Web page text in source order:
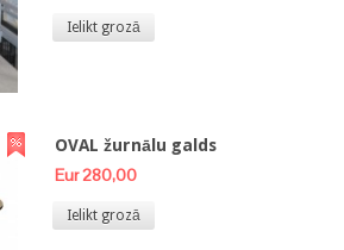
Ielikt grozā
OVAL žurnālu galds
Eur 280,00
Ielikt grozā